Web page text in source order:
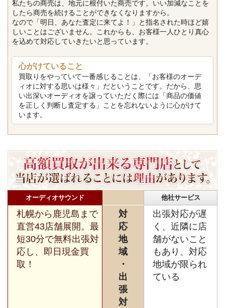
私たちの商売は、地元に根付いた商売です。いい加減なことを
したら商売を続けることができなくなりますから。
なので「明日、あなた査定に来てよ！」と指名された時ほど嬉
しいことはございません。これからも、お客様一人ひとり真心
を込めて対応していきたいと思っています。
心がけていること
買取りをやっていて一番感じることは、「お客様のオーデ
ィオに対する思いは様々」だということです。だから、思
い出深いオーディオを譲っていただく際には「商品の価値
を正しく判断し査定する」ことを忘れないように心がけて
います。
オーディオサウンド 他社サービス
札幌から鹿児島まで
直営43店舗展開。最
短30分で無料出張対
応し、即日現金買
取！
対
応
地
域
・
出
張
対
出張対応が遅
く、近隣に店
舗がないこと
もあり、対応
地域が限られ
ている